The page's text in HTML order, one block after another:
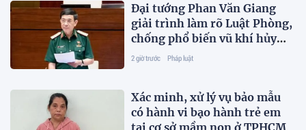
Đại tướng Phan Văn Giang
giải trình làm rõ Luật Phòng,
chống phổ biến vũ khí hủy
diệt hàng loạt
2 giờ trước Pháp luật
Xác minh, xử lý vụ bảo mẫu
có hành vi bạo hành trẻ em